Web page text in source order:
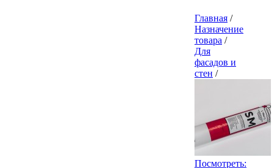
Главная /
Назначение
товара /
Для
фасадов и
стен /
Посмотреть: